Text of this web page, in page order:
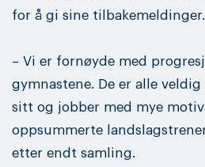
for å gi sine tilbakemeldinger.
– Vi er fornøyde med
gymnastene. De er alle
sitt og jobber med mye
oppsummerte
etter endt samling.